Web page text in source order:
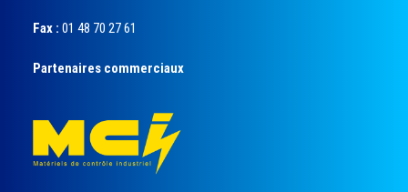
Fax : 01 48 70 27 61
Partenaires commerciaux